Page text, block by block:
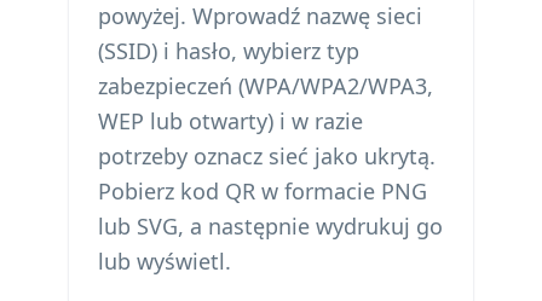
powyżej. Wprowadź nazwę sieci
(SSID) i hasło, wybierz typ
zabezpieczeń (WPA/WPA2/WPA3,
WEP lub otwarty) i w razie
potrzeby oznacz sieć jako ukrytą.
Pobierz kod QR w formacie PNG
lub SVG, a następnie wydrukuj go
lub wyświetl.